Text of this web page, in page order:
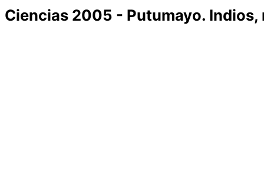
Ciencias 2005 - Putumayo.